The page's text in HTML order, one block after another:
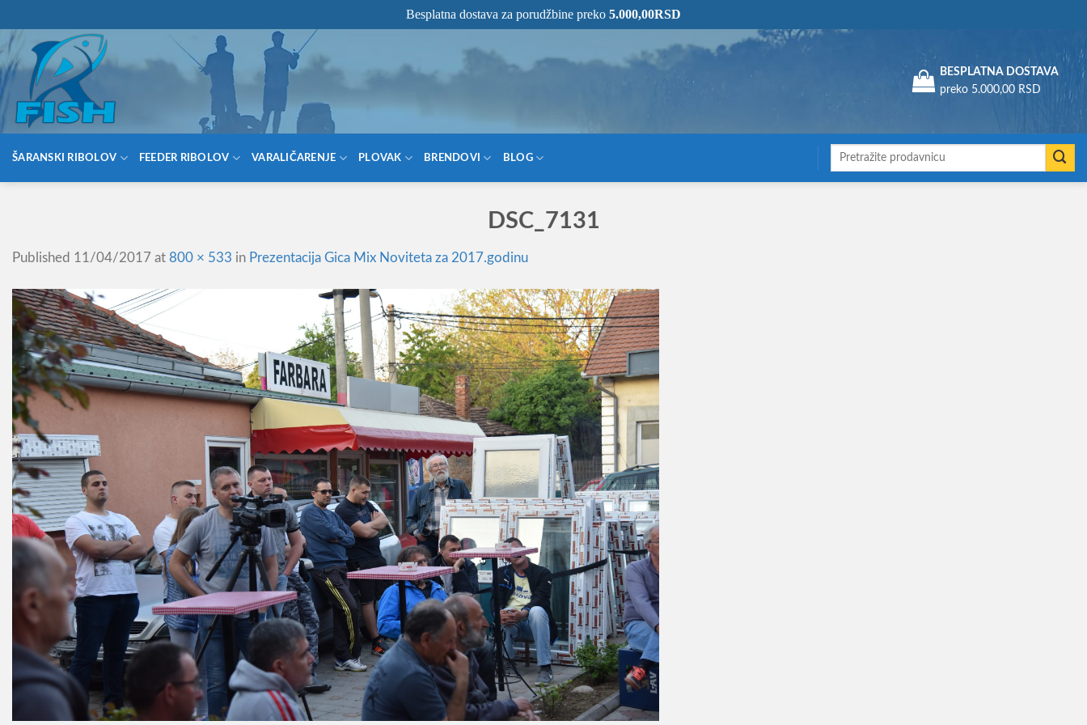
to
content
- KOMPLETNA RIBOLOVAČKA OPREMA NA JEDNOM MESTU!
BESPLATNA DOSTAVA
preko 5.000,00 RSD
ŠARANSKI RIBOLOV FEEDER RIBOLOV VARALIČARENJE PLOVAK BRENDOVI BLOG
Претрага
DSC_7131
Published 11/04/2017 at 800 × 533 in Prezentacija Gica Mix Noviteta za 2017.godinu
Besplatna dostava za porudžbine preko 5.000,00RSD